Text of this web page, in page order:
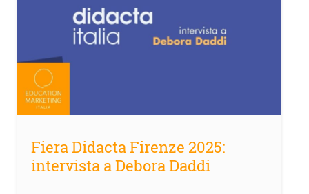
Fiera Didacta Firenze 2025:
intervista a Debora Daddi